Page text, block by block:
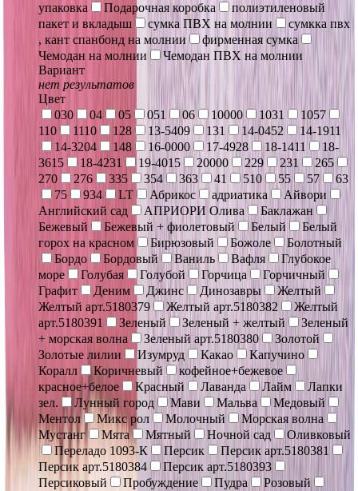
упаковка
Подарочная коробка
полиэтиленовый
пакет и вкладыш
сумка ПВХ на молнии
сумкка пвх
, кант спанбонд на молнии
фирменная сумка
Чемодан на молнии
Чемодан ПВХ на молнии
Вариант
нет результатов
Цвет
030
04 05 051 06 10000 1031
1057
110
1110 128 13-5409 131 14-0452
14-1911
14-3204
148 16-0000 17-4928 18-1411
18-
3615
18-4231 19-4015 20000 229 231
265
270
276 335 354 363 41 510 55 57
63
75
934 LT Абрикос адриатика
Айвори
Английский сад
АПРИОРИ Олива
Баклажан
Бежевый
Бежевый + фиолетовый Белый
Белый
горох на красном
Бирюзовый Божоле
Болотный
Бордо
Бордовый Ваниль Вафля
Глубокое
море
Голубая Голубой Горчица
Горчичный
Графит
Деним Джинс Динозавры
Желтый
Желтый арт.5180379
Желтый арт.5180382
Желтый
арт.5180391
Зеленый Зеленый + желтый
Зеленый
+ морская волна
Зеленый арт.5180380
Золотой
Золотые лилии
Изумруд Какао
Капучино
Коралл
Коричневый
кофейное+бежевое
красное+белое
Красный Лаванда Лайм
Лапки
зел.
Лунный город Мави Мальва
Медовый
Ментол
Микс рол Молочный
Морская волна
Мустанг
Мята Мятный Ночной сад
Оливковый
Переладо 1093-К
Персик
Персик арт.5180381
Персик арт.5180384
Персик арт.5180393
Персиковый
Пробуждение Пудра
Розовый